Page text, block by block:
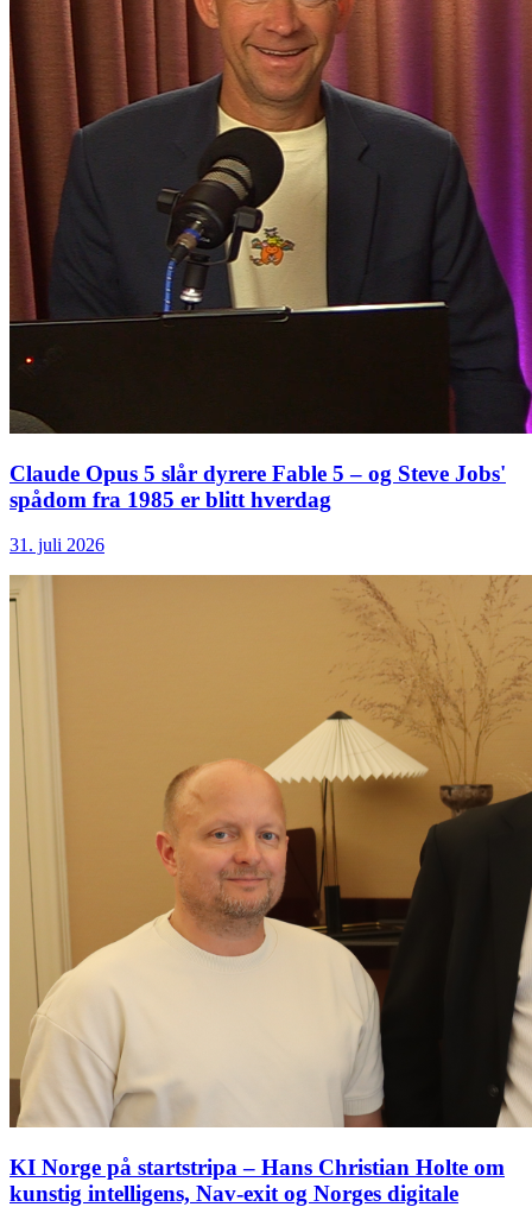
Claude Opus 5 slår dyrere Fable 5 – og Steve Jobs'
spådom fra 1985 er blitt hverdag
31. juli 2026
KI Norge på startstripa – Hans Christian Holte om
kunstig intelligens, Nav-exit og Norges digitale